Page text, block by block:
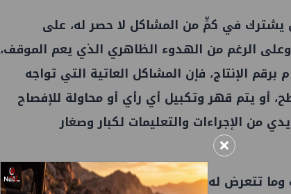
يشترك في كمٍّ من المشاكل لا حصر له، على
الرغم من الهدوء الظاهري الذي يعم الموقف،
برقم الإنتاج، فإن المشاكل العاتية التي تواجه
يتم قهر وتكبيل أي رأي أو محاولة للإفصاح
الإجراءات والتعليمات لكبار وصغار
تتعرض له ليست دور الإعلام الذي يحاول أن
×